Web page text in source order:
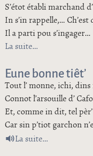
S’étot établi marchand
In s’in rappelle,… Ch’est
Il a parti pou s’ingager…
La suitede Cafougnette
Eune bonne tiêt’
Tout l’ monne, ichi, dins
Connot l’arsouille d’
Et, comme in dit, tel
Car sin p’tiot garchon
La suitede Eune bonne